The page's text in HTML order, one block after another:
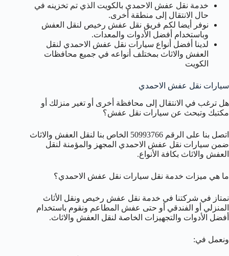
خدمة نقل عفش الاحمدي بالكويت الذي تم تخزينه في
حال الانتقال إلى منطقة أخرى.
نوفر أيضا لكم فريق نقل عفش رخيص لنقل العفش
وباستخدام أفضل الأدوات والمعدات.
لدينا أفضل أنواع سيارات نقل عفش الاحمدي لنقل
العفش والاثاث بمختلف أنواعه في جميع محافظات
الكويت
سيارات نقل عفش الاحمدي
هل ترغب في الانتقال إلى محافظة أخرى أو تغير منزلك أو
مكتبك وتبحث عن سيارات نقل عفش؟
اتصل بنا على الرقم 50993766 الخاص بنا لنقل العفش والاثاث
ضمن سيارات نقل عفش الاحمدي المجهز والمؤمنة لنقل
العفش والاثاث بكافة الأنواع.
ما هي ميزات خدمة نقل سيارات نقل عفش الاحمدي؟
نمتاز في شركتنا في خدمة نقل عفش رخيص ونقل الأثاث
المنزلي أو الفندقي أو حتى عفش المطاعم ونقوم باستخدام
أفضل الأدوات والتجهيزات الخاصة لنقل العفش والاثاث.
ونعمل في: